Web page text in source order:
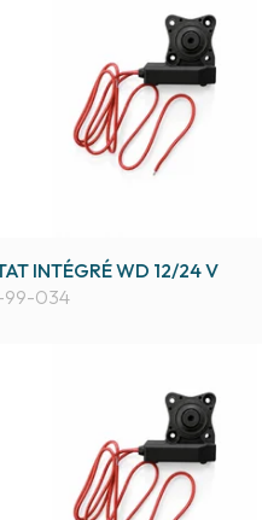
INTÉGRÉ WD 12/24 V
99-034